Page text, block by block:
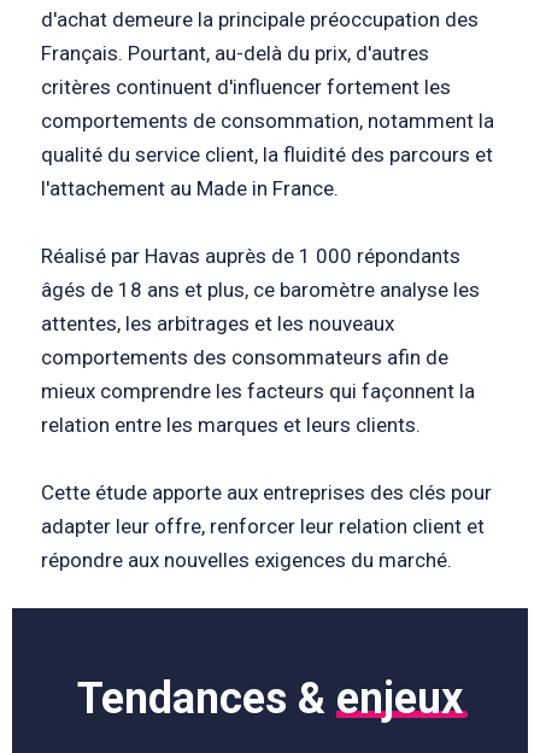
d'achat demeure la principale préoccupation des
Français. Pourtant, au-delà du prix, d'autres
critères continuent d'influencer fortement les
comportements de consommation, notamment la
qualité du service client, la fluidité des parcours et
l'attachement au Made in France.
Réalisé par Havas auprès de 1 000 répondants
âgés de 18 ans et plus, ce baromètre analyse les
attentes, les arbitrages et les nouveaux
comportements des consommateurs afin de
mieux comprendre les facteurs qui façonnent la
relation entre les marques et leurs clients.
Cette étude apporte aux entreprises des clés pour
adapter leur offre, renforcer leur relation client et
répondre aux nouvelles exigences du marché.
Tendances & enjeux